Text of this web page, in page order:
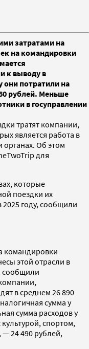
затратами на
на командировки
к выводу в
они потратили на
рублей. Меньше
в госуправлении
тратят компании,
является работа в
органах. Об этом
для
которые
поездки их
2025 году, сообщили
командировки
этой отрасли в
сообщили
в среднем 26 890
сумма у
сумма расходов у
спортом,
— 24 490 рублей,